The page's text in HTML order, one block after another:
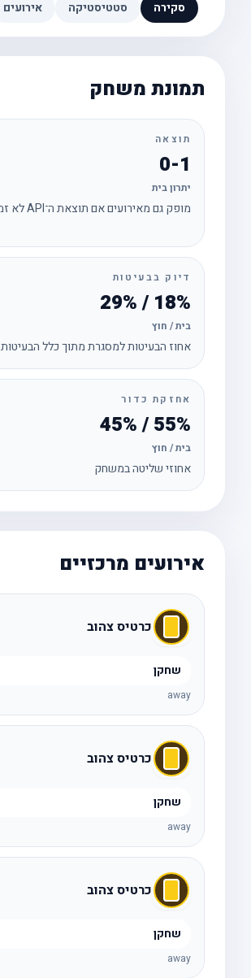
סקירה סטטיסטיקה אירועים
תמונת משחק
תוצאה
0-1
יתרון בית
מופק גם מאירועים אם תוצאת ה־API לא זמינה
דיוק בבעיטות
18% / 29%
בית / חוץ
אחוז הבעיטות למסגרת מתוך כלל הבעיטות
אחזקת כדור
55% / 45%
בית / חוץ
אחוזי שליטה במשחק
אירועים מרכזיים
כרטיס צהוב
שחקן
away
כרטיס צהוב
שחקן
away
כרטיס צהוב
שחקן
away